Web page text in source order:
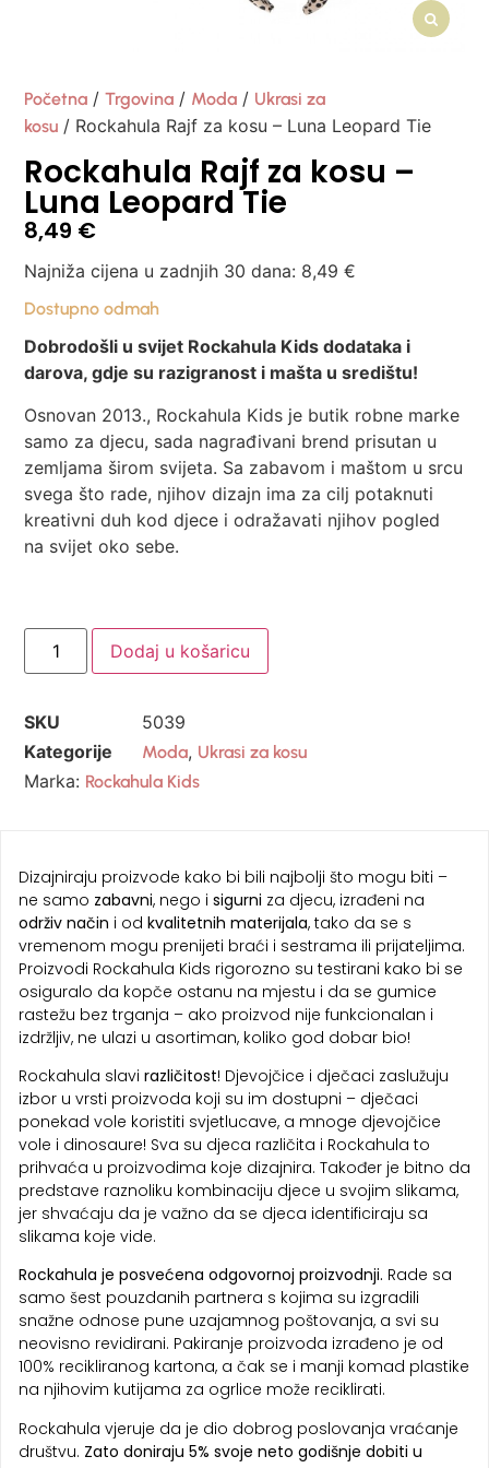
Početna /Trgovina / Moda / Ukrasi za
kosu / Rockahula Rajf za kosu – Luna Leopard Tie
Rockahula Rajf za kosu –
Luna Leopard Tie
8,49 €
Najniža cijena u zadnjih 30 dana: 8,49€
Dostupno odmah
Dobrodošli u svijet Rockahula Kids dodataka i
darova, gdje su razigranost i mašta u središtu!
Osnovan 2013., Rockahula Kids je butik robne marke
samo za djecu, sada nagrađivani brend prisutan u
zemljama širom svijeta. Sa zabavom i maštom u srcu
svega što rade, njihov dizajn ima za cilj potaknuti
kreativni duh kod djece i odražavati njihov pogled
na svijet oko sebe.
Dodaj u košaricu
SKU
5039
Kategorije
Moda, Ukrasi za kosu
Marka: Rockahula Kids
Dizajniraju proizvode kako bi bili najbolji što mogu biti –
ne samo zabavni, nego i sigurni za djecu, izrađeni na
održiv način i od kvalitetnih materijala, tako da se s
vremenom mogu prenijeti braći i sestrama ili prijateljima.
Proizvodi Rockahula Kids rigorozno su testirani kako bi se
osiguralo da kopče ostanu na mjestu i da se gumice
rastežu bez trganja – ako proizvod nije funkcionalan i
izdržljiv, ne ulazi u asortiman, koliko god dobar bio!
Rockahula slavi različitost! Djevojčice i dječaci zaslužuju
izbor u vrsti proizvoda koji su im dostupni – dječaci
ponekad vole koristiti svjetlucave, a mnoge djevojčice
vole i dinosaure! Sva su djeca različita i Rockahula to
prihvaća u proizvodima koje dizajnira. Također je bitno da
predstave raznoliku kombinaciju djece u svojim slikama,
jer shvaćaju da je važno da se djeca identificiraju sa
slikama koje vide.
Rockahula je posvećena odgovornoj proizvodnji. Rade sa
samo šest pouzdanih partnera s kojima su izgradili
snažne odnose pune uzajamnog poštovanja, a svi su
neovisno revidirani. Pakiranje proizvoda izrađeno je od
100% recikliranog kartona, a čak se i manji komad plastike
na njihovim kutijama za ogrlice može reciklirati.
Rockahula vjeruje da je dio dobrog poslovanja vraćanje
društvu. Zato doniraju 5% svoje neto godišnje dobiti u